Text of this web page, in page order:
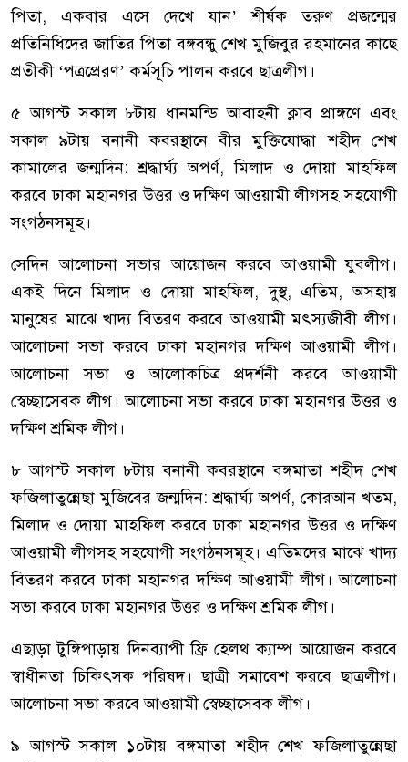
পিতা, একবার এসে দেখে যান’ শীর্ষক তরুণ প্রজন্মের
প্রতিনিধিদের জাতির পিতা বঙ্গবন্ধু শেখ মুজিবুর রহমানের কাছে
প্রতীকী ‘পত্রপ্রেরণ’ কর্মসূচি পালন করবে ছাত্রলীগ।
৫ আগস্ট সকাল ৮টায় ধানমন্ডি আবাহনী ক্লাব প্রাঙ্গণে এবং
সকাল ৯টায় বনানী কবরস্থানে বীর মুক্তিযোদ্ধা শহীদ শেখ
কামালের জন্মদিন: শ্রদ্ধার্ঘ্য অপর্ণ, মিলাদ ও দোয়া মাহফিল
করবে ঢাকা মহানগর উত্তর ও দক্ষিণ আওয়ামী লীগসহ সহযোগী
সংগঠনসমূহ।
সেদিন আলোচনা সভার আয়োজন করবে আওয়ামী যুবলীগ।
একই দিনে মিলাদ ও দোয়া মাহফিল, দুস্থ, এতিম, অসহায়
মানুষের মাঝে খাদ্য বিতরণ করবে আওয়ামী মৎস্যজীবী লীগ।
আলোচনা সভা করবে ঢাকা মহানগর দক্ষিণ আওয়ামী লীগ।
আলোচনা সভা ও আলোকচিত্র প্রদর্শনী করবে আওয়ামী
স্বেচ্ছাসেবক লীগ। আলোচনা সভা করবে ঢাকা মহানগর উত্তর ও
দক্ষিণ শ্রমিক লীগ।
৮ আগস্ট সকাল ৮টায় বনানী কবরস্থানে বঙ্গমাতা শহীদ শেখ
ফজিলাতুন্নেছা মুজিবের জন্মদিন: শ্রদ্ধার্ঘ্য অপর্ণ, কোরআন খতম,
মিলাদ ও দোয়া মাহফিল করবে ঢাকা মহানগর উত্তর ও দক্ষিণ
আওয়ামী লীগসহ সহযোগী সংগঠনসমূহ। এতিমদের মাঝে খাদ্য
বিতরণ করবে ঢাকা মহানগর দক্ষিণ আওয়ামী লীগ। আলোচনা
সভা করবে ঢাকা মহানগর উত্তর ও দক্ষিণ শ্রমিক লীগ।
এছাড়া টুঙ্গিপাড়ায় দিনব্যাপী ফ্রি হেলথ ক্যাম্প আয়োজন করবে
স্বাধীনতা চিকিৎসক পরিষদ। ছাত্রী সমাবেশ করবে ছাত্রলীগ।
আলোচনা সভা করবে আওয়ামী স্বেচ্ছাসেবক লীগ।
৯ আগস্ট সকাল ১০টায় বঙ্গমাতা শহীদ শেখ ফজিলাতুন্নেছা